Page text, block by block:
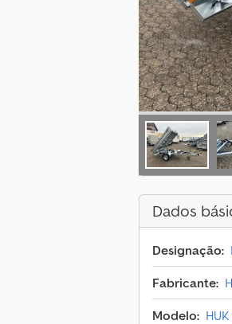
Dados
Designação:
Fabricante:
Modelo: